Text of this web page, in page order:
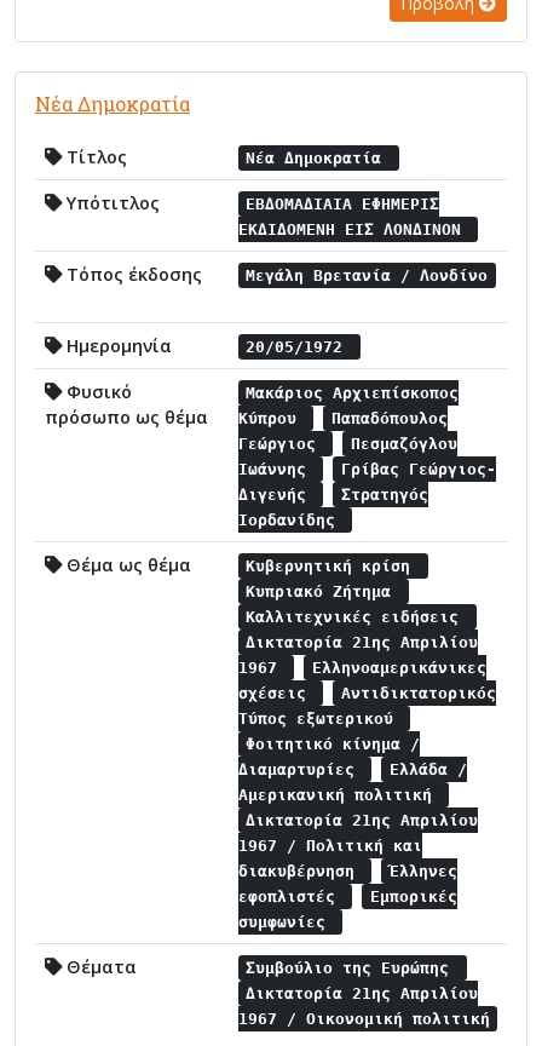
Νέα Δημοκρατία
Τίτλος Νέα Δημοκρατία
Υπότιτλος
ΕΒΔΟΜΑΔΙΑΙΑ ΕΦΗΜΕΡΙΣ
ΕΚΔΙΔΟΜΕΝΗ ΕΙΣ ΛΟΝΔΙΝΟΝ
Τόπος έκδοσης Μεγάλη Βρετανία / Λονδίνο
Ημερομηνία 20/05/1972
Φυσικό
πρόσωπο ως θέμα
Μακάριος Αρχιεπίσκοπος
Κύπρου
Παπαδόπουλος
Γεώργιος
Πεσμαζόγλου
Ιωάννης
Γρίβας Γεώργιος-
Διγενής
Στρατηγός
Ιορδανίδης
Θέμα ως θέμα
Κυβερνητική κρίση
Κυπριακό Ζήτημα
Καλλιτεχνικές ειδήσεις
Δικτατορία 21ης Απριλίου
1967
Ελληνοαμερικάνικες
σχέσεις
Αντιδικτατορικός
Τύπος εξωτερικού
Φοιτητικό κίνημα /
Διαμαρτυρίες
Ελλάδα /
Αμερικανική πολιτική
Δικτατορία 21ης Απριλίου
1967 / Πολιτική και
διακυβέρνηση
Έλληνες
εφοπλιστές
Εμπορικές
συμφωνίες
Θέματα
Συμβούλιο της Ευρώπης
Δικτατορία 21ης Απριλίου
1967 / Οικονομική πολιτική